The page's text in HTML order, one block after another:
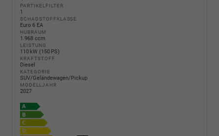
PARTIKELFILTER
1
SCHADSTOFFKLASSE
Euro 6 EA
HUBRAUM
1.968 ccm
LEISTUNG
110 kW (150 PS)
KRAFTSTOFF
Diesel
KATEGORIE
SUV/Geländewagen/Pickup
MODELLJAHR
2027